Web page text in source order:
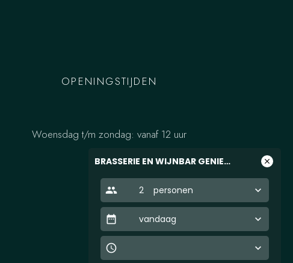
BRASSERIE EN WIJNBAR GENIETEN close
people 2 personen keyboard_arrow_down
date_range vandaag keyboard_arrow_down
access_time keyboard_arrow_down
OPENINGSTIJDEN
Woensdag t/m zondag: vanaf 12 uur